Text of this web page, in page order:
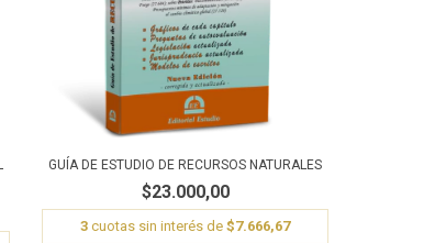
GUÍA DE ESTUDIO DE RECURSOS NATURALES
$23.000,00
3 cuotas sin interés de$7.666,67